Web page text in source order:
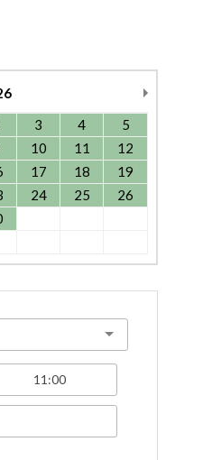
3 4
5
10 11
12
17 18
19
24 25
26